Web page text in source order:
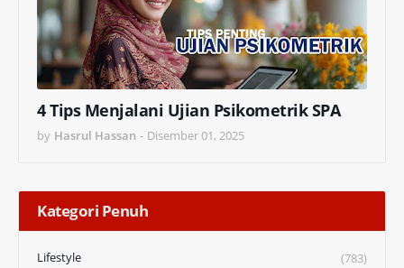
4 Tips Menjalani Ujian Psikometrik SPA
by Hasrul Hassan - Disember 01, 2025
Kategori Penuh
Lifestyle
(783)